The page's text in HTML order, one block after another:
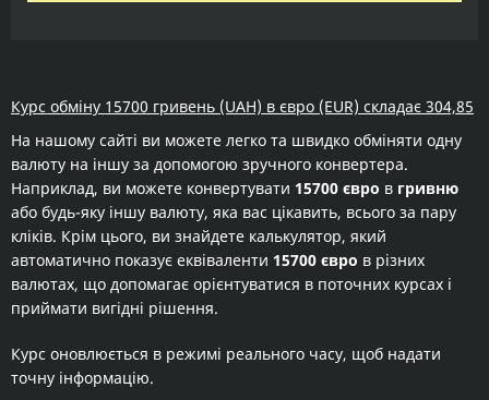
Курс обміну 15700 гривень (UAH) в євро (EUR) складає 304,85
На нашому сайті ви можете легко та швидко обміняти одну
валюту на іншу за допомогою зручного конвертера.
Наприклад, ви можете конвертувати 15700 євро в гривню
або будь-яку іншу валюту, яка вас цікавить, всього за пару
кліків. Крім цього, ви знайдете калькулятор, який
автоматично показує еквіваленти 15700 євро в різних
валютах, що допомагає орієнтуватися в поточних курсах і
приймати вигідні рішення.
Курс оновлюється в режимі реального часу, щоб надати
точну інформацію.